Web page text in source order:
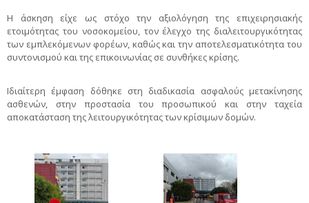
Η άσκηση είχε ως στόχο την αξιολόγηση της επιχειρησιακής
ετοιμότητας του νοσοκομείου, τον έλεγχο της διαλειτουργικότητας
των εμπλεκόμενων φορέων, καθώς και την αποτελεσματικότητα του
συντονισμού και της επικοινωνίας σε συνθήκες κρίσης.
Ιδιαίτερη έμφαση δόθηκε στη διαδικασία ασφαλούς μετακίνησης
ασθενών, στην προστασία του προσωπικού και στην ταχεία
αποκατάσταση της λειτουργικότητας των κρίσιμων δομών.